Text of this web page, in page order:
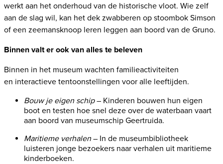
werkt aan het onderhoud van de historische vloot. Wie zelf
aan de slag wil, kan het dek zwabberen op stoombok Simson
of een zeemansknoop leren leggen aan boord van de Gruno.
Binnen valt er ook van alles te beleven
Binnen in het museum wachten familieactiviteiten
en interactieve tentoonstellingen voor alle leeftijden.
Bouw je eigen schip– Kinderen bouwen hun eigen
boot en testen hoe snel deze over de waterbaan vaart
aan boord van museumschip Geertruida.
Maritieme verhalen – In de museumbibliotheek
luisteren jonge bezoekers naar verhalen uit maritieme
kinderboeken.